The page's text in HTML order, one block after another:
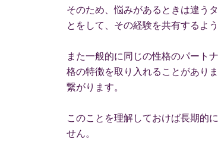
そのため、悩みがあるときは違う
とをして、その経験を共有するよ
また一般的に同じの性格のパート
格の特徴を取り入れることがあり
繋がります。
このことを理解しておけば長期的
せん。